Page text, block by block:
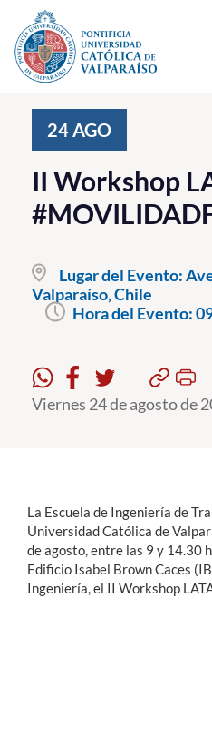
Click acá para ir directamente al
Investigación, Creación e
PUCV Internacional
Vinculación con el Medio
Admisión
Pregrado
Formación Continua
Funcionarios
Alumni
24AGO
II Workshop
Lugar del Evento:
Valparaíso, Chile
Hora del Evento:
Viernes 24 de agosto de
La Escuela de Ingeniería de
Universidad Católica de
de agosto, entre las 9 y 14.30
Edificio Isabel Brown Caces
Ingeniería, el II Workshop